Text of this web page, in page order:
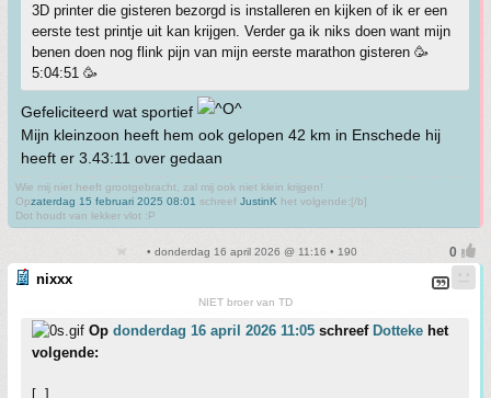
3D printer die gisteren bezorgd is installeren en kijken of ik er een
eerste test printje uit kan krijgen. Verder ga ik niks doen want mijn
benen doen nog flink pijn van mijn eerste marathon gisteren 🥳
5:04:51 🥳
Gefeliciteerd wat sportief
Mijn kleinzoon heeft hem ook gelopen 42 km in Enschede hij
heeft er 3.43:11 over gedaan
Wie mij niet heeft grootgebracht, zal mij ook niet klein krijgen!
Opzaterdag 15 februari 2025 08:01 schreef JustinK het volgende:[/b]
Dot houdt van lekker vlot :P
• donderdag 16 april 2026 @ 11:16 • 190
nixxx
NIET broer van TD
Op donderdag 16 april 2026 11:05 schreef Dotteke het
volgende:
[..]